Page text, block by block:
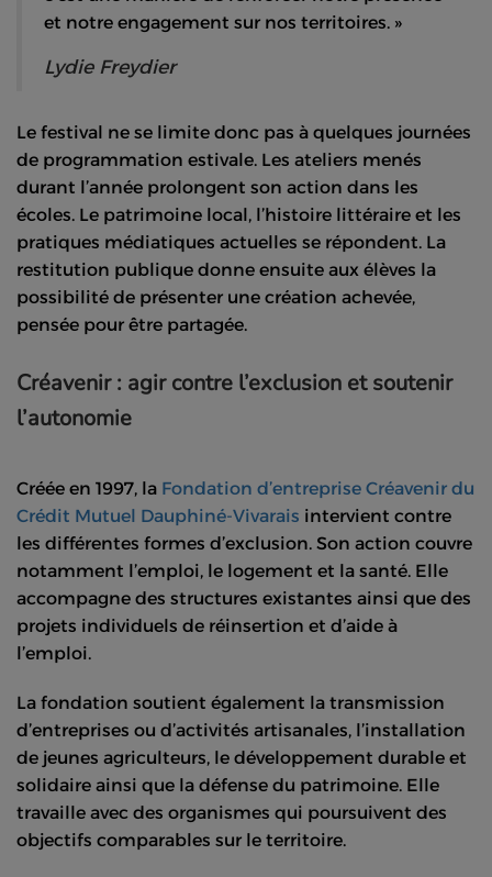
et notre engagement sur nos territoires. »
Lydie Freydier
Le festival ne se limite donc pas à quelques journées
de programmation estivale. Les ateliers menés
durant l’année prolongent son action dans les
écoles. Le patrimoine local, l’histoire littéraire et les
pratiques médiatiques actuelles se répondent. La
restitution publique donne ensuite aux élèves la
possibilité de présenter une création achevée,
pensée pour être partagée.
Créavenir : agir contre l’exclusion et soutenir
l’autonomie
Créée en 1997, la Fondation d’entreprise Créavenir du
Crédit Mutuel Dauphiné-Vivarais intervient contre
les différentes formes d’exclusion. Son action couvre
notamment l’emploi, le logement et la santé. Elle
accompagne des structures existantes ainsi que des
projets individuels de réinsertion et d’aide à
l’emploi.
La fondation soutient également la transmission
d’entreprises ou d’activités artisanales, l’installation
de jeunes agriculteurs, le développement durable et
solidaire ainsi que la défense du patrimoine. Elle
travaille avec des organismes qui poursuivent des
objectifs comparables sur le territoire.